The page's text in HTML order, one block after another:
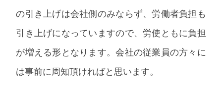
の引き上げは会社側のみならず、労働者負担も
引き上げになっていますので、労使ともに負担
が増える形となります。会社の従業員の方々に
は事前に周知頂ければと思います。